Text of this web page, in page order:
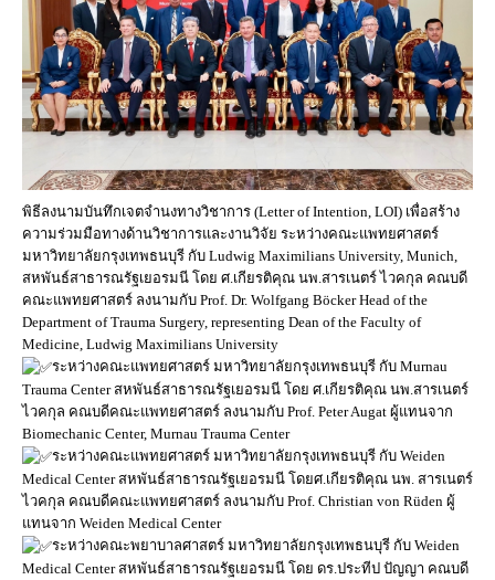
พิธีลงนามบันทึกเจตจำนงทางวิชาการ (Letter of Intention, LOI) เพื่อสร้าง
ความร่วมมือทางด้านวิชาการ​และงานวิจัย ระหว่างคณะแพทยศาสตร์ ​
มหาวิทยาลัยกรุงเทพธนบุรี กับ Ludwig​ Maximilians​ University, Munich,
สหพันธ์สาธารณรัฐเยอรมนี โดย ศ.เกียรติคุณ นพ.สารเนตร์ ไวคกุล คณบดี
คณะแพทยศาสตร์ ลงนามกับ Prof.​ Dr. Wolfgang​ Böcker Head of​ the​
Department​ of​ Trauma​ Surgery, representing Dean of the Faculty of
Medicine, Ludwig​ Maximilians​ University
ระหว่างคณะแพทยศาสตร์ ​มหาวิทยาลัยกรุงเทพธนบุรี กับ Murnau​
Trauma​ Center สหพันธ์สาธารณรัฐเยอรมนี โดย ศ.เกียรติคุณ นพ.สารเนตร์
ไวคกุล คณบดีคณะแพทยศาสตร์ ลงนามกับ Prof.​ Peter​ Augat​ ผู้แทนจาก
Biomechanic​ Center, Murnau​ Trauma​ Center
ระหว่างคณะแพทยศาสตร์ ​มหาวิทยาลัยกรุงเทพธนบุรี กับ Weiden​
Medical​ Center สหพันธ์สาธารณรัฐเยอรมนี โดยศ.เกียรติคุณ นพ. สารเนตร์
ไวคกุล คณบดีคณะแพทยศาสตร์ ลงนามกับ Prof.​ Christian​ von​ Rüden​ ผู้
แทนจาก Weiden​ Med​ical​ Center​
ระหว่างคณะพยาบาลศาสตร์ มหาวิทยาลัยกรุงเทพธนบุรี กับ Weiden​
Medical​ Center สหพันธ์สาธารณรัฐเยอรมนี โดย ดร.ประทีป ปัญญา คณบดี